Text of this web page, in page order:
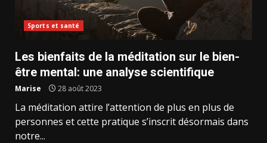
Sports et santé
Les bienfaits de la méditation sur le bien-
être mental: une analyse scientifique
Marise 28 août 2023
La méditation attire l’attention de plus en plus de
personnes et cette pratique s’inscrit désormais dans
notre...